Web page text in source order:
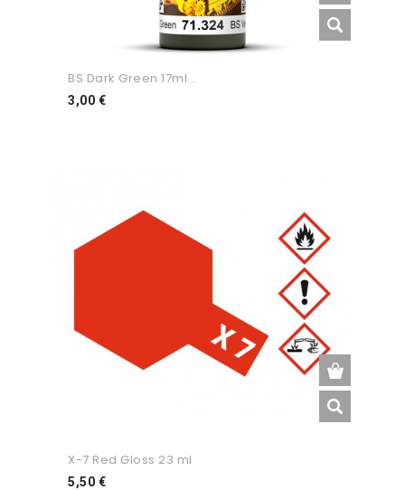
BS Dark Green 17ml...
3,00 €Preço
X-7 Red Gloss 23 ml
5,50 €Preço